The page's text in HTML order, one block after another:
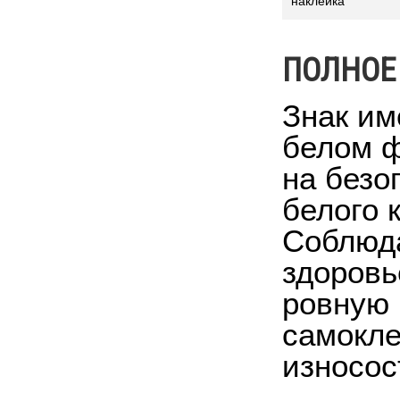
Знак
белом
на
белого
ровную